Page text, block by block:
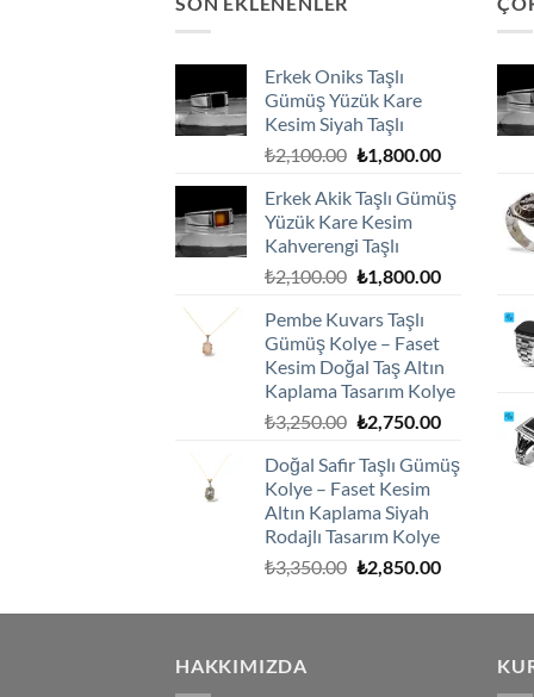
Erkek Oniks Taşlı
Gümüş Yüzük Kare
Kesim Siyah Taşlı
₺2,100.00 Orijinal
₺2,100.00.
₺1,800.00Şu
fiyat:
₺1,800.00.
Erkek Akik Taşlı Gümüş
Yüzük Kare Kesim
Kahverengi Taşlı
₺2,100.00 Orijinal
₺2,100.00.
₺1,800.00Şu
₺1,800.00.
Pembe Kuvars Taşlı
Gümüş Kolye – Faset
Kesim Doğal Taş Altın
Kaplama Tasarım Kolye
₺3,250.00 Orijinal
₺3,250.00.
₺2,750.00Şu
fiyat:
Doğal Safir Taşlı Gümüş
Kolye – Faset Kesim
Altın Kaplama Siyah
Rodajlı Tasarım Kolye
₺3,350.00 Orijinal
₺3,350.00.
₺2,850.00Şu
fiyat:
HAKKIMIZDA